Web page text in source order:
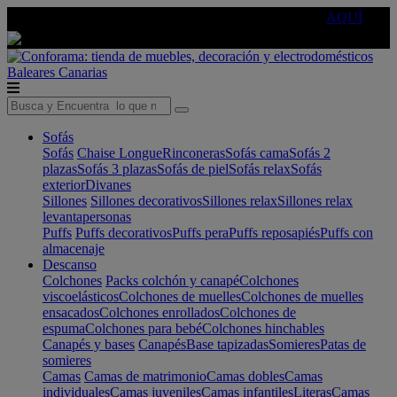
AQUÍ
Baleares Canarias
Sofás
Sofás Chaise LongueRinconerasSofás camaSofás 2
plazasSofás 3 plazasSofás de pielSofás relaxSofás
exteriorDivanes
Sillones Sillones decorativosSillones relaxSillones relax
levantapersonas
Puffs Puffs decorativosPuffs peraPuffs reposapiésPuffs con
almacenaje
Descanso
Colchones Packs colchón y canapéColchones
viscoelásticosColchones de muellesColchones de muelles
ensacadosColchones enrolladosColchones de
espumaColchones para bebéColchones hinchables
Canapés y bases CanapésBase tapizadasSomieresPatas de
somieres
Camas Camas de matrimonioCamas doblesCamas
individualesCamas juvenilesCamas infantilesLiterasCamas